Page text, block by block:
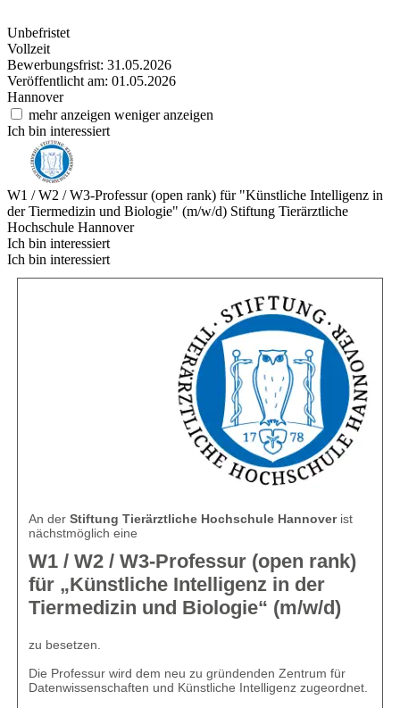
Unbefristet
Vollzeit
Bewerbungsfrist: 31.05.2026
Veröffentlicht am: 01.05.2026
Hannover
mehr anzeigen weniger anzeigen
Ich bin interessiert
W1 / W2 / W3-Professur (open rank) für "Künstliche Intelligenz in
der Tiermedizin und Biologie" (m/w/d) Stiftung Tierärztliche
Hochschule Hannover
Ich bin interessiert
Ich bin interessiert
An derStiftung Tierärztliche Hochschule Hannoverist
nächstmöglich eine
W1 / W2 / W3-Professur (open rank)
für „Künstliche Intelligenz in der
Tiermedizin und Biologie“ (m/w/d)
zu besetzen.
Die Professur wird dem neu zu gründenden Zentrum für
Datenwissenschaften und Künstliche Intelligenz zugeordnet.